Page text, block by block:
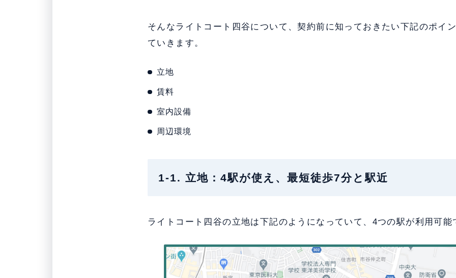
そんなライトコート四谷について、契約前に知っておきたい下記のポイ
ていきます。
立地
賃料
室内設備
周辺環境
1-1. 立地：4駅が使え、最短徒歩7分と駅近
ライトコート四谷の立地は下記のようになっていて、4つの駅が利用可能